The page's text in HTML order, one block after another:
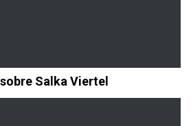
Salka Viertel